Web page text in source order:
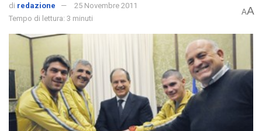
di redazione
25 Novembre 2011
Tempo di lettura: 3 minuti
AA